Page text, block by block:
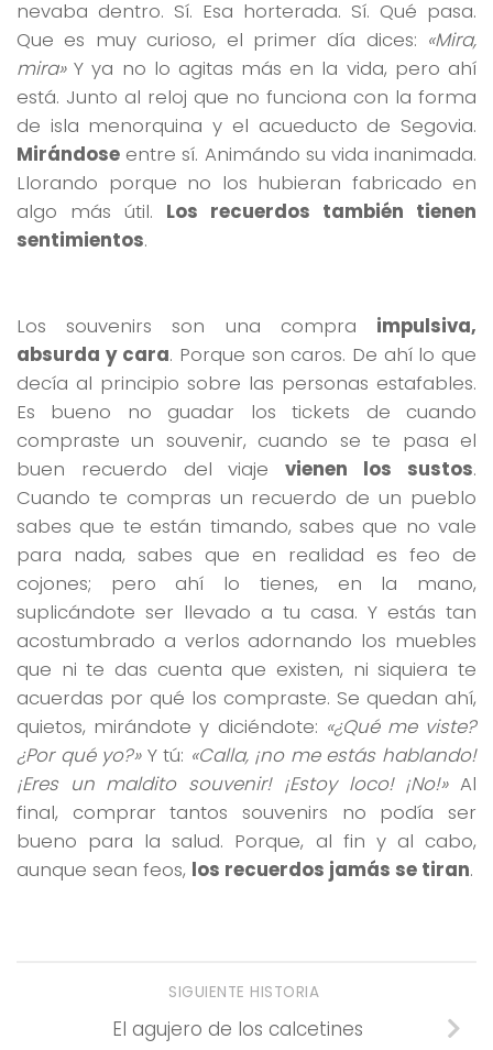
nevaba dentro. Sí. Esa horterada. Sí. Qué pasa.
Que es muy curioso, el primer día dices: «Mira,
mira»Y ya no lo agitas más en la vida, pero ahí
está. Junto al reloj que no funciona con la forma
de isla menorquina y el acueducto de Segovia.
Mirándose entre sí. Animándo su vida inanimada.
Llorando porque no los hubieran fabricado en
algo más útil. Los recuerdos también tienen
sentimientos.
Los souvenirs son una compra impulsiva,
absurda y cara. Porque son caros. De ahí lo que
decía al principio sobre las personas estafables.
Es bueno no guadar los tickets de cuando
compraste un souvenir, cuando se te pasa el
buen recuerdo del viajevienen los sustos.
Cuando te compras un recuerdo de un pueblo
sabes que te están timando, sabes que no vale
para nada, sabes que en realidad es feo de
cojones; pero ahí lo tienes, en la mano,
suplicándote ser llevado a tu casa. Y estás tan
acostumbrado a verlos adornando los muebles
que ni te das cuenta que existen, ni siquiera te
acuerdas por qué los compraste. Se quedan ahí,
quietos, mirándote y diciéndote: «¿Qué me viste?
¿Por qué yo?»Y tú: «Calla, ¡no me estás hablando!
¡Eres un maldito souvenir! ¡Estoy loco! ¡No!»Al
final, comprar tantos souvenirs no podía ser
bueno para la salud. Porque, al fin y al cabo,
aunque sean feos, los recuerdos jamás se tiran.
SIGUIENTE HISTORIA
El agujero de los calcetines